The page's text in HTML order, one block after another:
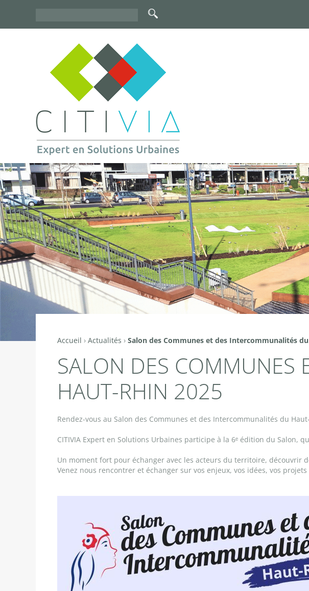
de
recherche
Vous
êtes
ici
Accueil › Actualités › Salon des Communes et des Intercommunalités
SALON DES COMMUNES
HAUT-RHIN 2025
Rendez-vous au Salon des Communes et des Intercommunalités du
CITIVIA Expert en Solutions Urbaines participe à la 6ᵉ édition du Salon,
Un moment fort pour échanger avec les acteurs du territoire, découvrir
Venez nous rencontrer et échanger sur vos enjeux, vos idées, vos projets